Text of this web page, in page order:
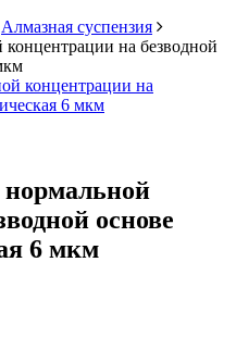
Алмазная суспензия
на безводной
нормальной
основе
6 мкм